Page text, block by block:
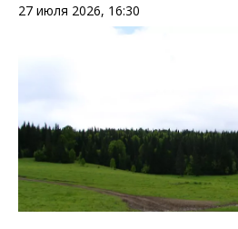
27 июля 2026, 16:30